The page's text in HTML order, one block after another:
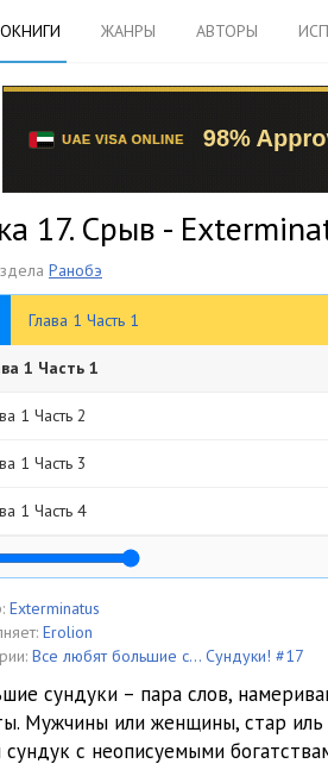
ЖАНРЫ АВТОРЫ
17. Срыв -
Ранобэ
Глава 1 Часть 1
1 Часть 1
1 Часть 2
1 Часть 3
1 Часть 4
1 Часть 5
2 Часть 1
2 Часть 2
2 Часть 3
3 Часть 1
Exterminatus
Erolion
Все любят большие с... Сундуки! #17
сундуки – пара слов,
Мужчины или женщины, стар
сундук с неописуемыми